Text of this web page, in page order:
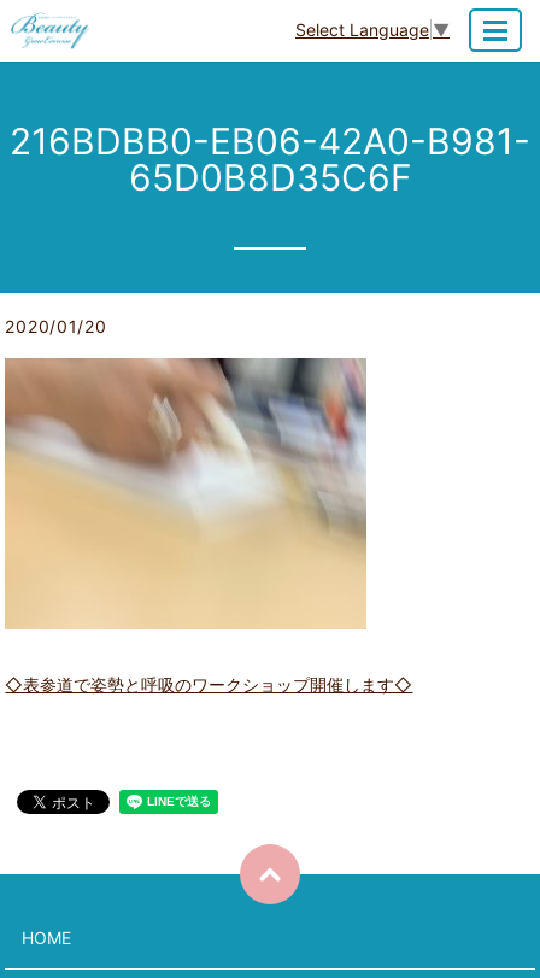
Select Language ▼
216BDBB0-EB06-42A0-B981-
65D0B8D35C6F
2020/01/20
◇表参道で姿勢と呼吸のワークショップ開催します◇
HOME